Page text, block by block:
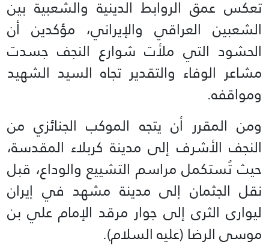
تعكس عمق الروابط الدينية والشعبية بين
الشعبين العراقي والإيراني، مؤكدين أن
الحشود التي ملأت شوارع النجف جسدت
مشاعر الوفاء والتقدير تجاه السيد الشهيد
ومواقفه.
ومن المقرر أن يتجه الموكب الجنائزي من
النجف الأشرف إلى مدينة كربلاء المقدسة،
حيث تُستكمل مراسم التشييع والوداع، قبل
نقل الجثمان إلى مدينة مشهد في إيران
ليوارى الثرى إلى جوار مرقد الإمام علي بن
موسى الرضا (عليه السلام).